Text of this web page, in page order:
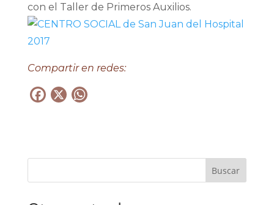
con el Taller de Primeros Auxilios.
Compartir en redes:
F
b
X
W
s
Buscar